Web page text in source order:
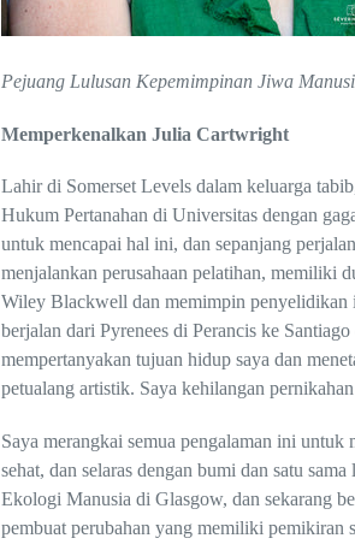
Pejuang Lulusan Kepemimpinan Jiwa
Memperkenalkan Julia Cartwright
Lahir di Somerset Levels dalam keluarga
Hukum Pertanahan di Universitas dengan
untuk mencapai hal ini, dan sepanjang
menjalankan perusahaan pelatihan, memiliki
Wiley Blackwell dan memimpin penyelidikan
berjalan dari Pyrenees di Perancis ke
mempertanyakan tujuan hidup saya dan
petualang artistik. Saya kehilangan
Saya merangkai semua pengalaman ini
sehat, dan selaras dengan bumi dan satu
Ekologi Manusia di Glasgow, dan sekarang
pembuat perubahan yang memiliki pemikiran